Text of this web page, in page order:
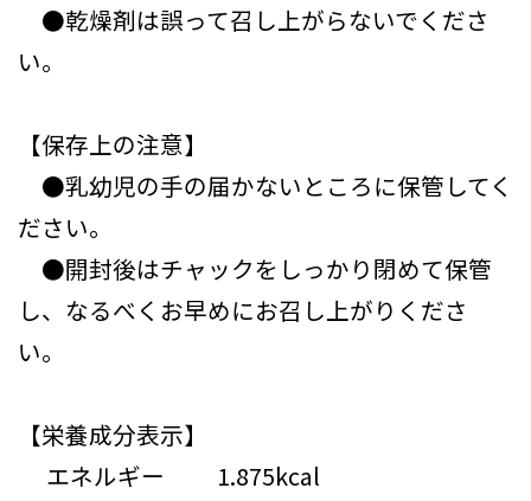
●乾燥剤は誤って召し上がらないでくださ
い。
【保存上の注意】
●乳幼児の手の届かないところに保管してく
ださい。
●開封後はチャックをしっかり閉めて保管
し、なるべくお早めにお召し上がりくださ
い。
【栄養成分表示】
エネルギー 1.875kcal